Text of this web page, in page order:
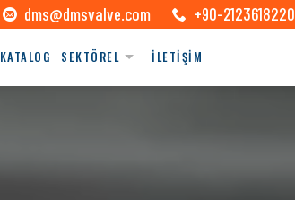
dms@dmsvalve.com +90-2123618220
KATALOG SEKTÖREL İLETİŞİM